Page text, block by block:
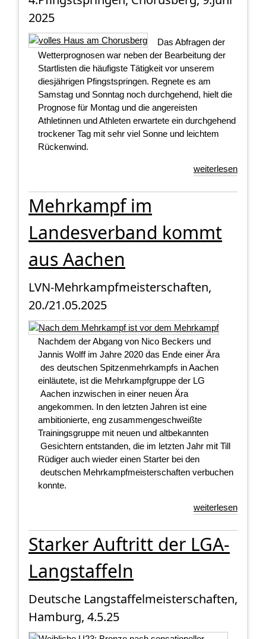
2025
Das Abfragen der
Wetterprognosen war neben der Bearbeitung der
Startlisten die häufigste Tätigkeit vor unserem
diesjährigen Pfingstspringen. Regnete es am
Samstag und Sonntag noch durchgehend, hielt die
Prognose für Montag und die angereisten
Athletinnen und Athleten erwartete ein durchgehend
trockener Tag mit sehr viel Sonne und leichtem
Rückenwind.
weiterlesen
Mehrkampf im
Landesverband kommt
aus Aachen
LVN-Mehrkampfmeisterschaften,
20./21.05.2025
Nachdem der Abgang von Nico Beckers und
Jannis Wolff im Jahre 2020 das Ende einer Ära
des deutschen Spitzenmehrkampfs in Aachen
einläutete, ist die Mehrkampfgruppe der LG
Aachen inzwischen in einer neuen Ära
angekommen. In den letzten Jahren ist eine
ambitionierte, eng zusammengeschweißte
Trainingsgruppe mit neuen und altbekannten
Gesichtern entstanden, die im letzten Jahr mit Till
Rüdiger auch wieder einen Starter bei den
deutschen Mehrkampfmeisterschaften verbuchen
konnte.
weiterlesen
Starker Auftritt der LGA-
Langstaffeln
Deutsche Langstaffelmeisterschaften,
Hamburg, 4.5.25